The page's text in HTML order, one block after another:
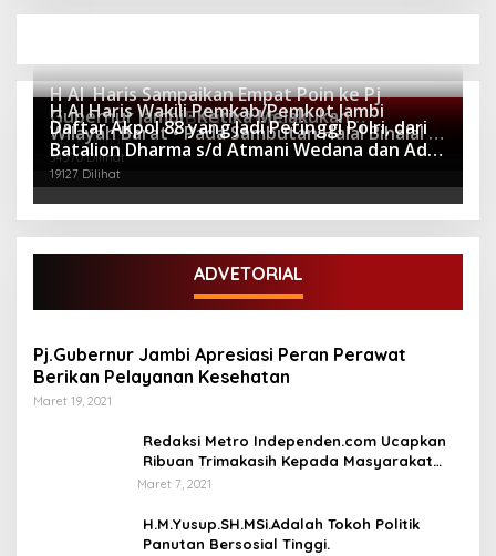
Berita Populer
H Al Haris Sampaikan Empat Poin ke Pj
Gubernur Jambi · Ketika Melakukan
Kunjungan Kerja ke Merangin
64276 Dilihat
H Al Haris Wakili Pemkab/Pemkot Jambi
Wilayah Barat • Pada Sambutan Halal Bihalal di
Gubernuran
34570 Dilihat
Daftar Akpol 88 yang Jadi Petinggi Polri, dari
Batalion Dharma s/d Atmani Wedana dan Adhi
Pradana
19127 Dilihat
ADVETORIAL
Pj.Gubernur Jambi Apresiasi Peran Perawat
Berikan Pelayanan Kesehatan
Maret 19, 2021
Redaksi Metro Independen.com Ucapkan
Ribuan Trimakasih Kepada Masyarakat
Pengunjung Dan Pembaca.
Maret 7, 2021
H.M.Yusup.SH.MSi.Adalah Tokoh Politik
Panutan Bersosial Tinggi.